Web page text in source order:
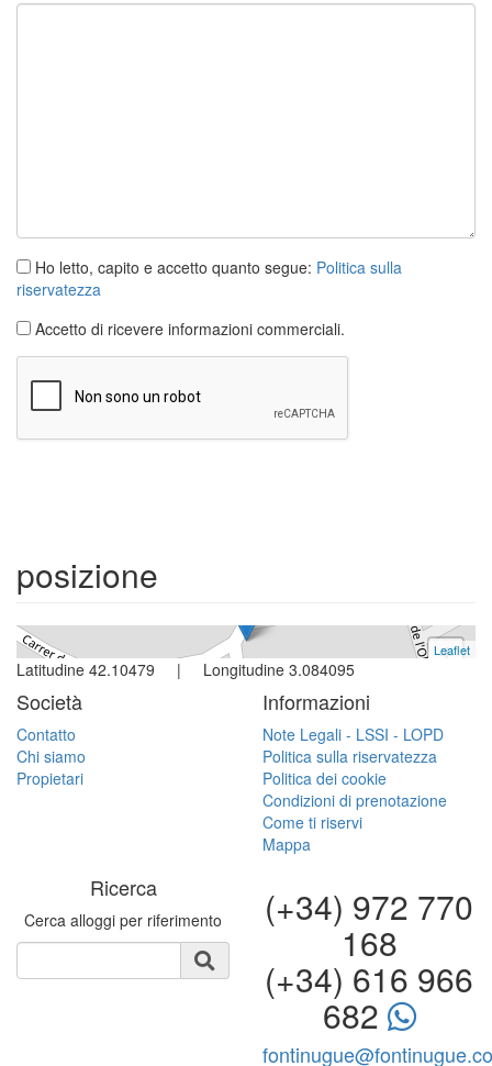
Ho letto, capito e accetto quanto segue: Politica sulla
riservatezza
Accetto di ricevere informazioni commerciali.
posizioneRef. ALBONS OLI | Vendita
+
Leaflet
Latitudine 42.10479 | Longitudine 3.084095
Società
Contatto
Chi siamo
Propietari
Informazioni
Note Legali - LSSI - LOPD
Politica sulla riservatezza
Politica dei cookie
Condizioni di prenotazione
Come ti riservi
Mappa
Ricerca
Cerca alloggi per riferimento (+34) 972 770
168
(+34) 616 966
682